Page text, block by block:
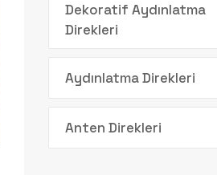
Dekoratif Aydınlatma
Direkleri
Aydınlatma Direkleri
Anten Direkleri